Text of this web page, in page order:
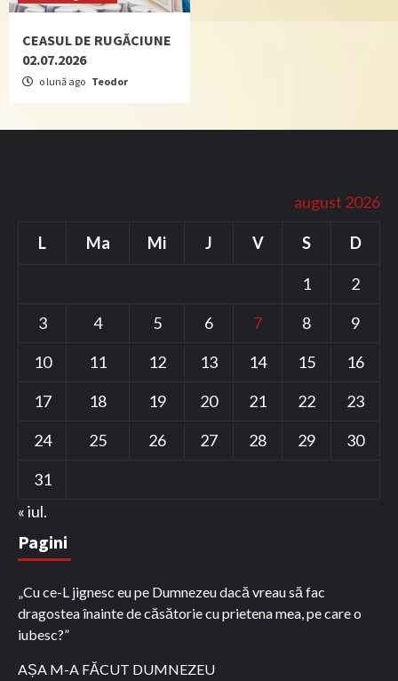
CEASUL DE RUGĂCIUNE
02.07.2026
o lună ago Teodor
august 2026
L Ma Mi J V S D
1
2
3
4 5 6 7 8
9
10
11 12 13 14 15
16
17
18 19 20 21 22
23
24
25 26 27 28 29
30
31
« iul.
Pagini
„Cu ce-L jignesc eu pe Dumnezeu dacă vreau să fac
dragostea înainte de căsătorie cu prietena mea, pe care o
iubesc?”
AȘA M-A FĂCUT DUMNEZEU